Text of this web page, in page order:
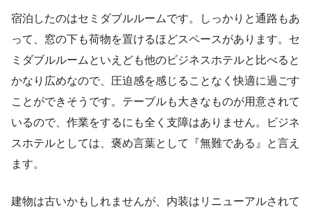
宿泊したのはセミダブルルームです。しっかりと通路もあ
って、窓の下も荷物を置けるほどスペースがあります。セ
ミダブルルームといえども他のビジネスホテルと比べると
かなり広めなので、圧迫感を感じることなく快適に過ごす
ことができそうです。テーブルも大きなものが用意されて
いるので、作業をするにも全く支障はありません。ビジネ
スホテルとしては、褒め言葉として『無難である』と言え
ます。
建物は古いかもしれませんが、内装はリニューアルされて